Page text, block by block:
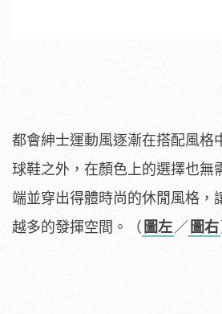
都會紳士運動風逐漸在搭配風格
球鞋之外，在顏色上的選擇也無
端並穿出得體時尚的休閒風格，
越多的發揮空間。（ 圖左 ／ 圖右